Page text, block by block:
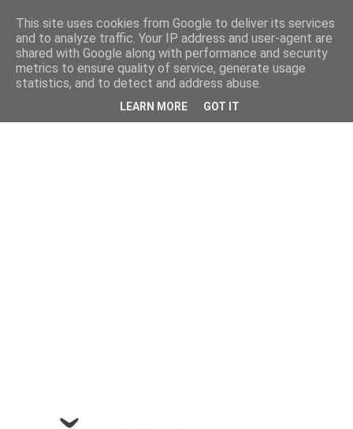
This site uses cookies from Google to deliver its services
and to analyze traffic. Your IP address and user-agent are
shared with Google along with performance and security
metrics to ensure quality of service, generate usage
statistics, and to detect and address abuse.
LEARN MORE GOT IT